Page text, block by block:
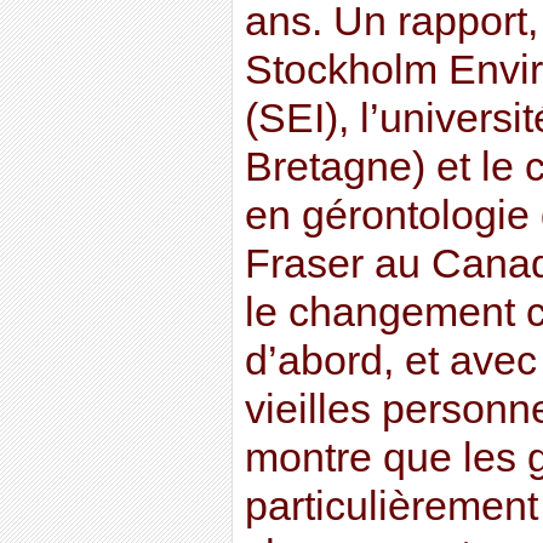
ans. Un
Stockholm
(SEI),
Bretagne) et le
en gérontologie
Fraser au
le changement
d’abord, et
vieilles
montre que les